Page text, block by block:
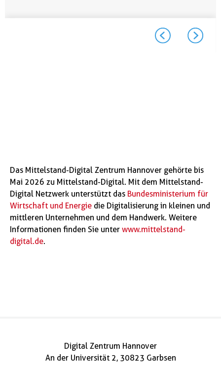
Das Mittelstand-Digital Zentrum Hannover gehörte bis
Mai 2026 zu Mittelstand-Digital. Mit dem Mittelstand-
Digital Netzwerk unterstützt das Bundesministerium für
Wirtschaft und Energie die Digitalisierung in kleinen und
mittleren Unternehmen und dem Handwerk. Weitere
Informationen finden Sie unter www.mittelstand-
digital.de.
Digital Zentrum Hannover
An der Universität 2, 30823 Garbsen